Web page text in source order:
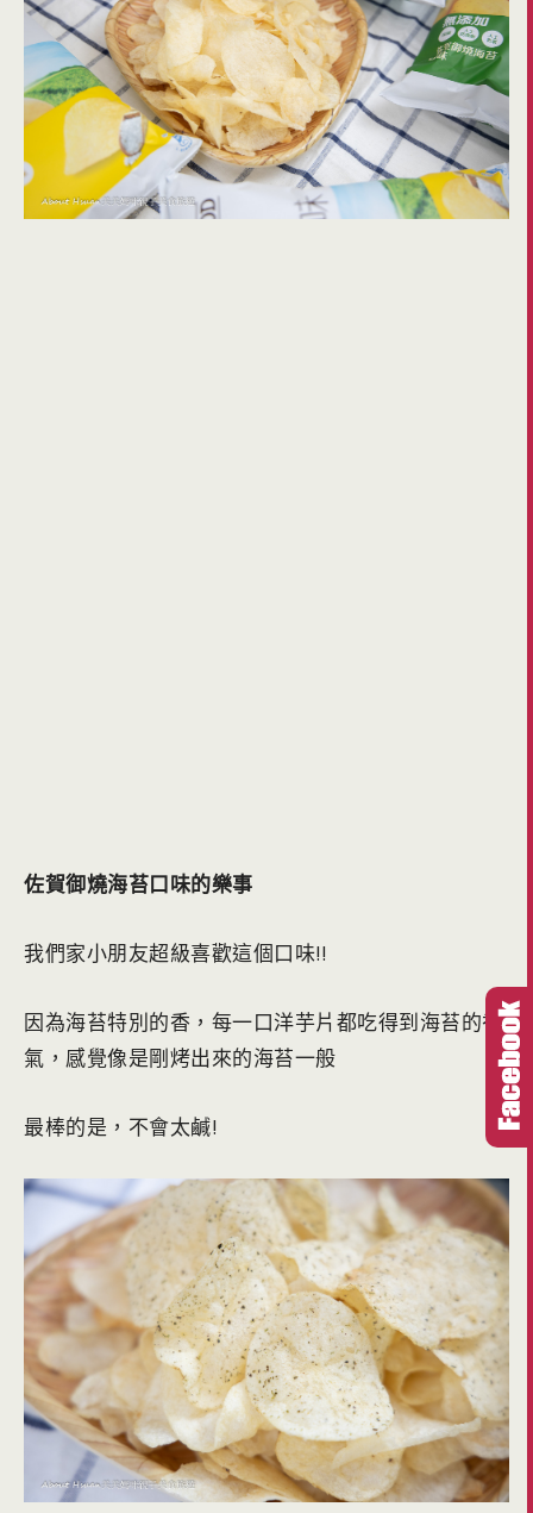
佐賀御燒海苔口味的樂事
我們家小朋友超級喜歡這個口味!!
因為海苔特別的香，每一口洋芋片都吃得到海苔的香
氣，感覺像是剛烤出來的海苔一般
最棒的是，不會太鹹!